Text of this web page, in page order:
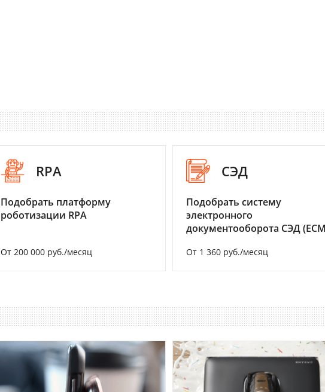
RPA
Подобрать платформу
роботизации RPA
От 200 000 руб./месяц
СЭД
Подобрать систему
электронного
документооборота СЭД
От 1 360 руб./месяц